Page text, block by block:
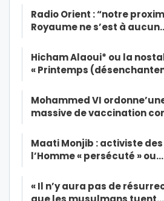
Radio Orient : “notre
Royaume ne s’est à
Hicham Alaoui* ou la
« Printemps
Mohammed VI
massive de vaccination
Maati Monjib : activiste
l’Homme « persécuté » ou…
« Il n’y aura pas de